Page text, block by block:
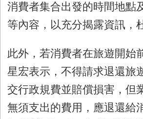
消費者集合出發的時間地點
等內容，以充分揭露資訊，
此外，若消費者在旅遊開始
星宏表示，不得請求退還旅
交行政規費並賠償損害，但
無須支出的費用，應退還給